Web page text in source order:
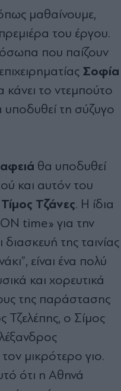
μαθαίνουμε,
του έργου.
που παίζουν
Σοφία
κάνει το ντεμπούτο
υποδυθεί τη σύζυγο
θα υποδυθεί
και αυτόν του
Τίμος Τζάνες. Η ίδια
time» για την
της ταινίας
είναι ένα πολύ
και χορευτικά
της παράστασης
Τζελέπης, ο Σίμος
μικρότερο γιο.
ότι η Αθηνά